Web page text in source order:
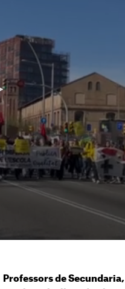
Professors de Secundaria,